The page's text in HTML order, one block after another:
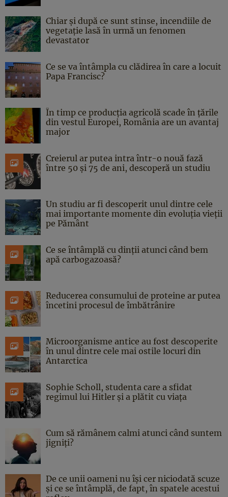
Chiar și după ce sunt stinse, incendiile de
vegetație lasă în urmă un fenomen
devastator
Ce se va întâmpla cu clădirea în care a locuit
Papa Francisc?
În timp ce producția agricolă scade în țările
din vestul Europei, România are un avantaj
major
Creierul ar putea intra într-o nouă fază
între 50 și 75 de ani, descoperă un studiu
Un studiu ar fi descoperit unul dintre cele
mai importante momente din evoluția vieții
pe Pământ
Ce se întâmplă cu dinții atunci când bem
apă carbogazoasă?
Reducerea consumului de proteine ar putea
încetini procesul de îmbătrânire
Microorganisme antice au fost descoperite
în unul dintre cele mai ostile locuri din
Antarctica
Sophie Scholl, studenta care a sfidat
regimul lui Hitler și a plătit cu viața
Cum să rămânem calmi atunci când suntem
jigniți?
De ce unii oameni nu își cer niciodată scuze
și ce se întâmplă, de fapt, în spatele acestui